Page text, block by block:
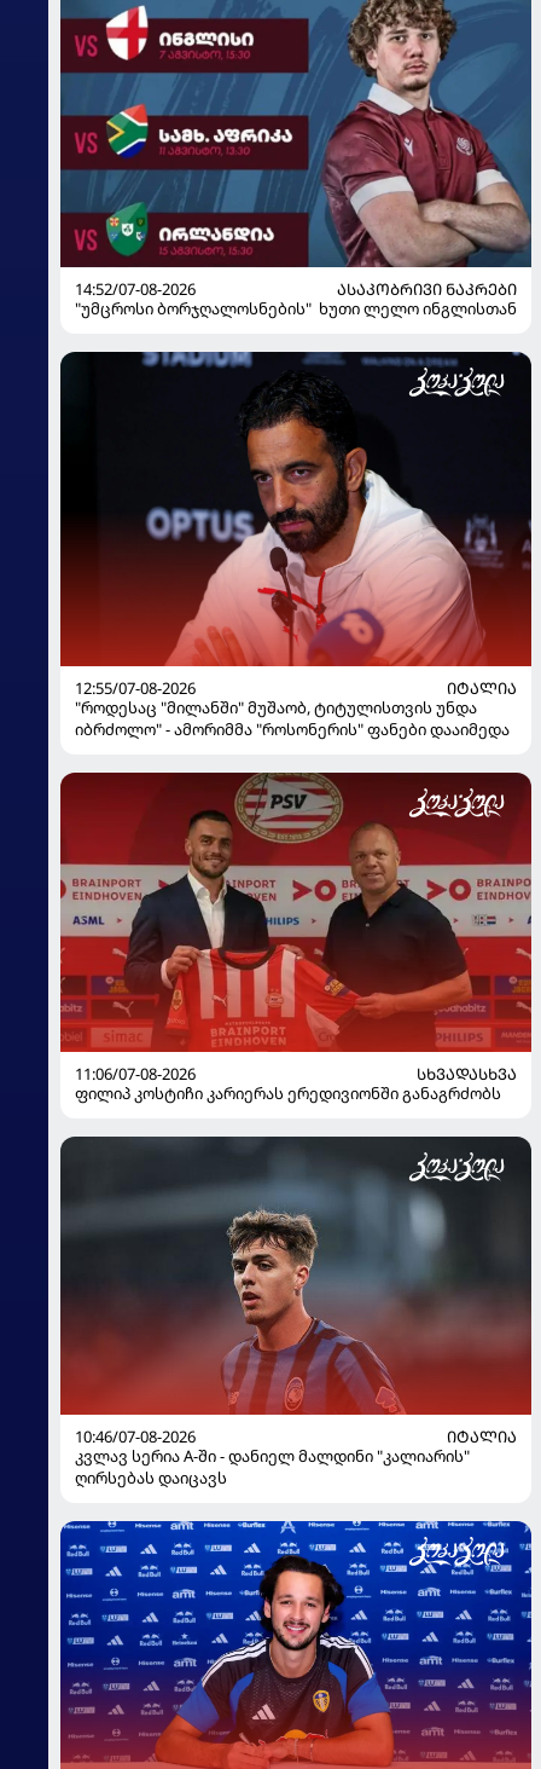
14:52/07-08-2026
ᲐᲡᲐᲙᲝᲑᲠᲘᲕᲘ ᲜᲐᲙᲠᲔᲑᲘ
"უმცროსი ბორჯღალოსნების" ხუთი ლელო ინგლისთან
12:55/07-08-2026
ᲘᲢᲐᲚᲘᲐ
"როდესაც "მილანში" მუშაობ, ტიტულისთვის უნდა
იბრძოლო" - ამორიმმა "როსონერის" ფანები დააიმედა
11:06/07-08-2026
ᲡᲮᲕᲐᲓᲐᲡᲮᲕᲐ
ფილიპ კოსტიჩი კარიერას ერედივიონში განაგრძობს
10:46/07-08-2026
ᲘᲢᲐᲚᲘᲐ
კვლავ სერია A-ში - დანიელ მალდინი "კალიარის"
ღირსებას დაიცავს